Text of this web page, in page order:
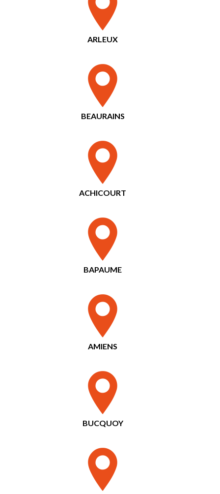
ARLEUX
BEAURAINS
ACHICOURT
BAPAUME
AMIENS
BUCQUOY